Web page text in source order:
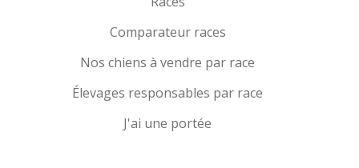
Comparateur races
Nos chiens à vendre par race
Élevages responsables par race
J'ai une portée